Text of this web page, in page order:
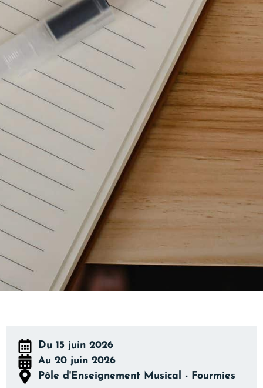
Du 15 juin 2026
Au 20 juin 2026
Pôle d'Enseignement Musical - Fourmies